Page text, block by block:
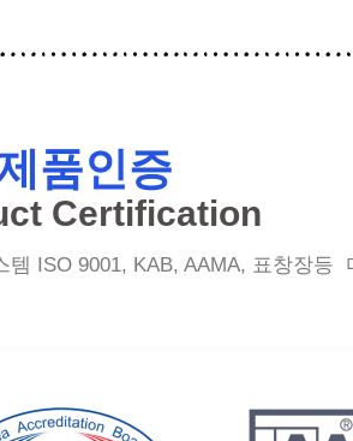
품인증
Certification
템 ISO 9001, KAB, AAMA, 표창장등